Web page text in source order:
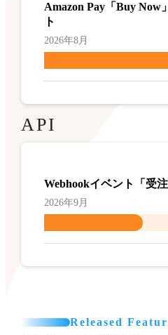
Amazon Pay「Buy Now
ト
2026年8月
API
Webhookイベント「受
2026年9月
Released